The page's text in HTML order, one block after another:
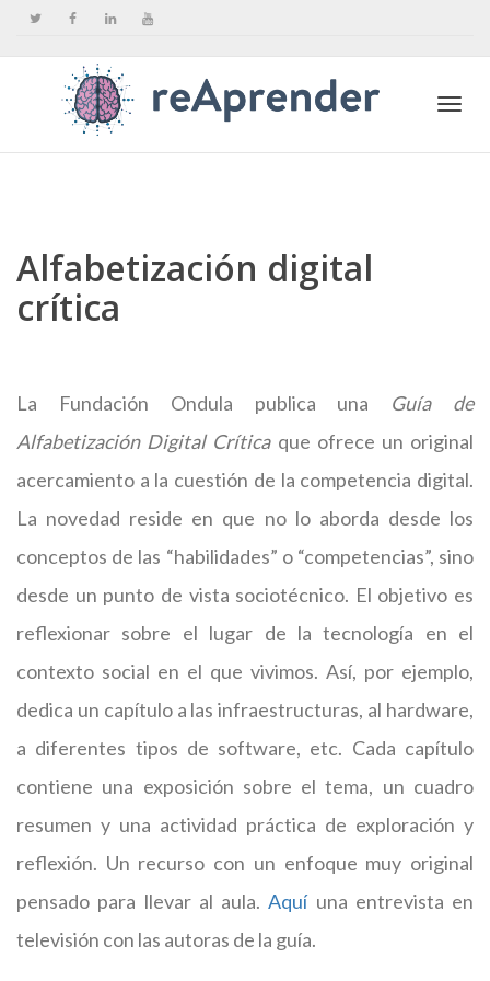
Alfabetización digital
crítica
La Fundación Ondula publica una Guía de
Alfabetización Digital Críticaque ofrece un original
acercamiento a la cuestión de la competencia digital.
La novedad reside en que no lo aborda desde los
conceptos de las “habilidades” o “competencias”, sino
desde un punto de vista sociotécnico. El objetivo es
reflexionar sobre el lugar de la tecnología en el
contexto social en el que vivimos. Así, por ejemplo,
dedica un capítulo a las infraestructuras, al hardware,
a diferentes tipos de software, etc. Cada capítulo
contiene una exposición sobre el tema, un cuadro
resumen y una actividad práctica de exploración y
reflexión. Un recurso con un enfoque muy original
pensado para llevar al aula.Aquíuna entrevista en
televisión con las autoras de la guía.